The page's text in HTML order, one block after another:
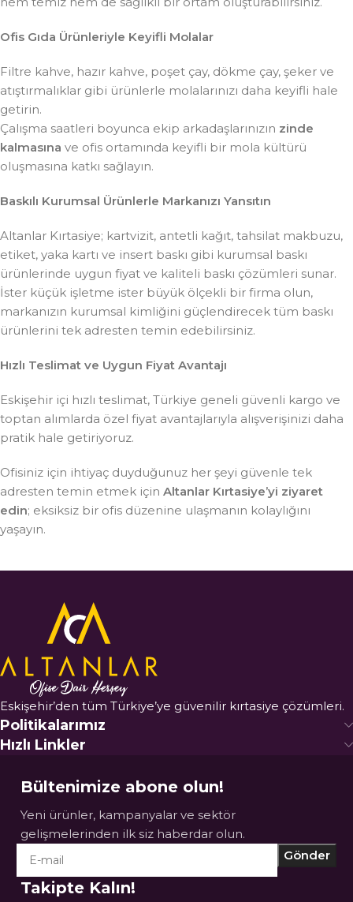
Ofis Gıda Ürünleriyle Keyifli Molalar
Filtre kahve, hazır kahve, poşet çay, dökme çay, şeker ve
atıştırmalıklar gibi ürünlerle molalarınızı daha keyifli hale
getirin.
Çalışma saatleri boyunca ekip arkadaşlarınızın zinde
kalmasına ve ofis ortamında keyifli bir mola kültürü
oluşmasına katkı sağlayın.
Baskılı Kurumsal Ürünlerle Markanızı Yansıtın
Altanlar Kırtasiye; kartvizit, antetli kağıt, tahsilat makbuzu,
etiket, yaka kartı ve insert baskı gibi kurumsal baskı
ürünlerinde uygun fiyat ve kaliteli baskı çözümleri sunar.
İster küçük işletme ister büyük ölçekli bir firma olun,
markanızın kurumsal kimliğini güçlendirecek tüm baskı
ürünlerini tek adresten temin edebilirsiniz.
Hızlı Teslimat ve Uygun Fiyat Avantajı
Eskişehir içi hızlı teslimat, Türkiye geneli güvenli kargo ve
toptan alımlarda özel fiyat avantajlarıyla alışverişinizi daha
pratik hale getiriyoruz.
Ofisiniz için ihtiyaç duyduğunuz her şeyi güvenle tek
adresten temin etmek için Altanlar Kırtasiye’yi ziyaret
edin; eksiksiz bir ofis düzenine ulaşmanın kolaylığını
yaşayın.
Eskişehir’den tüm Türkiye’ye güvenilir kırtasiye çözümleri.
Politikalarımız
Hızlı Linkler
Bültenimize abone olun!
Yeni ürünler, kampanyalar ve sektör
gelişmelerinden ilk siz haberdar olun.
Takipte Kalın!